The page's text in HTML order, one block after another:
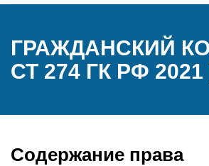
ГРАЖДАНСКИЙ
СТ 274 ГК РФ 2021
Содержание права